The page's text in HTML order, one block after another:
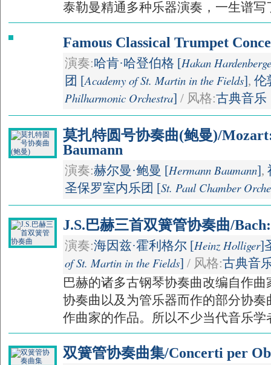
泰勒曼精通多种乐器演奏，一生谱写
Famous Classical Trumpet
演奏:哈肯·哈登伯格 [Hakan
团 [Academy of St. Martin in the Fields], 伦
Philharmonic Orchestra] / 风格:古典音乐
莫扎特圆号协奏曲(鲍曼)/
Baumann
演奏:赫尔曼·鲍曼 [Hermann Baumann],
圣保罗室内乐团 [St. Paul Chamber
J.S.巴赫三首双簧管协奏曲/
演奏:海因兹·霍利格尔 [Heinz Holliger]
of St. Martin in the Fields] / 风格:古典音
巴赫的诸多古钢琴协奏曲改编自作
协奏曲以及为管乐器而作的部分协
作曲家的作品。所以不少当代音乐学
双簧管协奏曲集/Concerti per